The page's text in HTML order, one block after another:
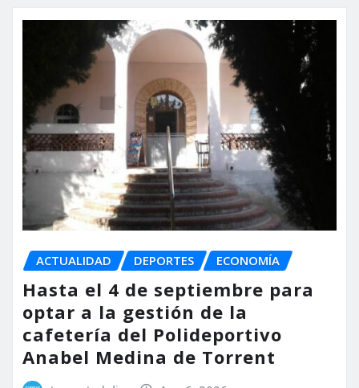
ACTUALIDAD DEPORTES ECONOMÍA
Hasta el 4 de septiembre para
optar a la gestión de la
cafetería del Polideportivo
Anabel Medina de Torrent